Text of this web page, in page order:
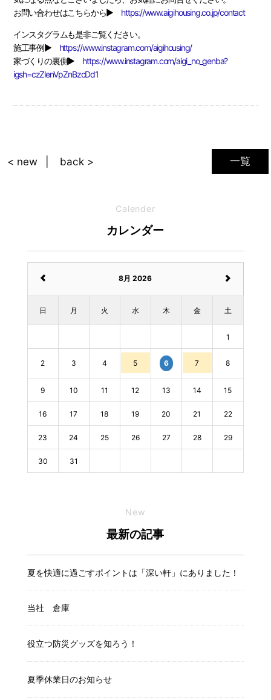
お問い合わせはこちらから▶ https://www.aigihousing.co.jp/contact
インスタグラムも是非ご覧ください。
施工事例▶ https://www.instagram.com/aigihousing/
家づくりの裏側▶ https://www.instagram.com/aigi_no_genba?
igsh=czZlenVpZnBzcDd1
一覧
< new back >
Calender
カレンダー
8月 2026
日 月 火 水 木 金 土
1
2 3 4 5 6 7 8
9 10 11 12 13 14 15
16 17 18 19 20 21 22
23 24 25 26 27 28 29
30 31
New
最新の記事
夏を快適に過ごすポイントは「深い軒」にありました！
当社 倉庫
役立つ防災グッズを知ろう！
夏季休業日のお知らせ